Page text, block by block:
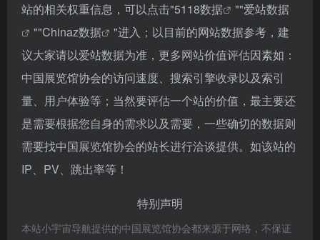
站的相关权重信息，可以点击"5118数据 ""爱站数据
""Chinaz数据
"进入；以目前的网站数据参考，建
议大家请以爱站数据为准，更多网站价值评估因素如：
中国展览馆协会的访问速度、搜索引擎收录以及索引
量、用户体验等；当然要评估一个站的价值，最主要还
是需要根据您自身的需求以及需要，一些确切的数据则
需要找中国展览馆协会的站长进行洽谈提供。如该站的
IP、PV、跳出率等！
特别声明
本站小宇宙导航提供的中国展览馆协会都来源于网络，不保证